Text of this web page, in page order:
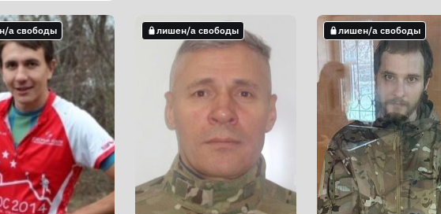
а свободы
а свободы лишен/а свободы лишен/а свободы